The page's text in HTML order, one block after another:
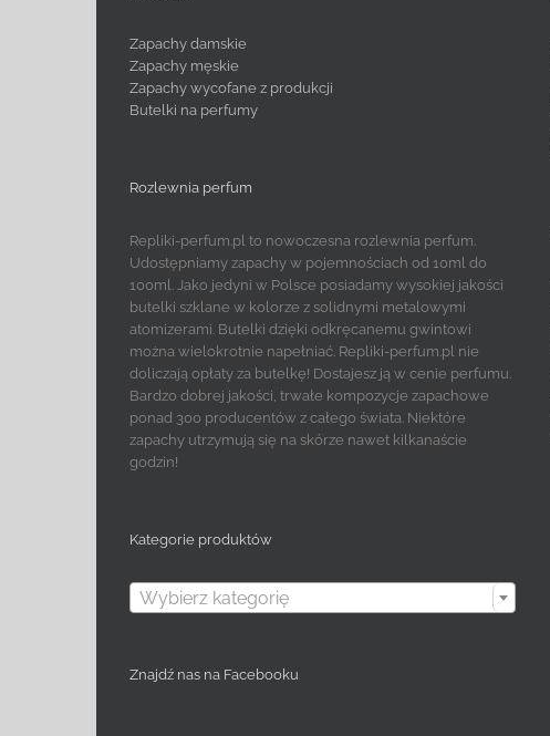
Zapachy damskie
Zapachy męskie
Zapachy wycofane z produkcji
Butelki na perfumy
Rozlewnia perfum
Repliki-perfum.pl to nowoczesna rozlewnia perfum.
Udostępniamy zapachy w pojemnościach od 10ml do
100ml. Jako jedyni w Polsce posiadamy wysokiej jakości
butelki szklane w kolorze z solidnymi metalowymi
atomizerami. Butelki dzięki odkręcanemu gwintowi
można wielokrotnie napełniać. Repliki-perfum.pl nie
doliczają opłaty za butelkę! Dostajesz ją w cenie perfumu.
Bardzo dobrej jakości, trwałe kompozycje zapachowe
ponad 300 producentów z całego świata. Niektóre
zapachy utrzymują się na skórze nawet kilkanaście
godzin!
Kategorie produktów

Wybierz kategorię
Znajdź nas na Facebooku